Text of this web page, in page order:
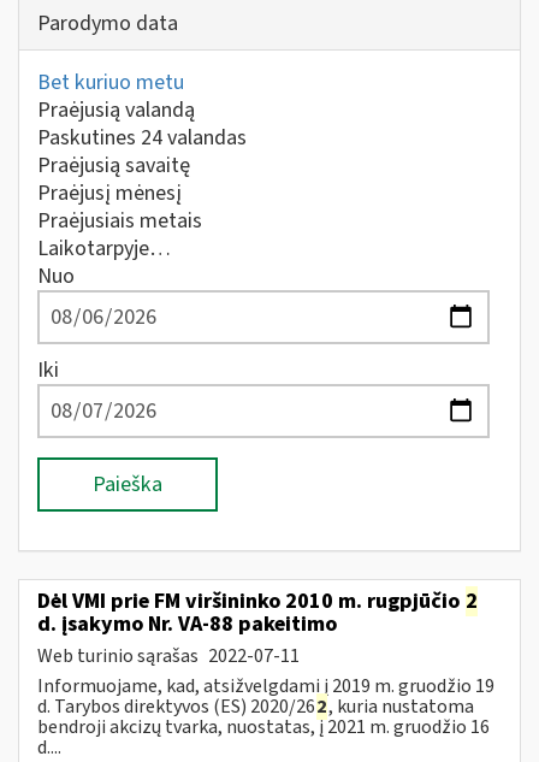
Parodymo data
Bet kuriuo metu
Praėjusią valandą
Paskutines 24 valandas
Praėjusią savaitę
Praėjusį mėnesį
Praėjusiais metais
Laikotarpyje…
Nuo
Iki
Paieška
Dėl VMI prie FM viršininko 2010 m. rugpjūčio 2
d. įsakymo Nr. VA-88 pakeitimo
Web turinio sąrašas 2022-07-11
Informuojame, kad, atsižvelgdami į 2019 m. gruodžio 19
d. Tarybos direktyvos (ES) 2020/262, kuria nustatoma
bendroji akcizų tvarka, nuostatas, į 2021 m. gruodžio 16
d....